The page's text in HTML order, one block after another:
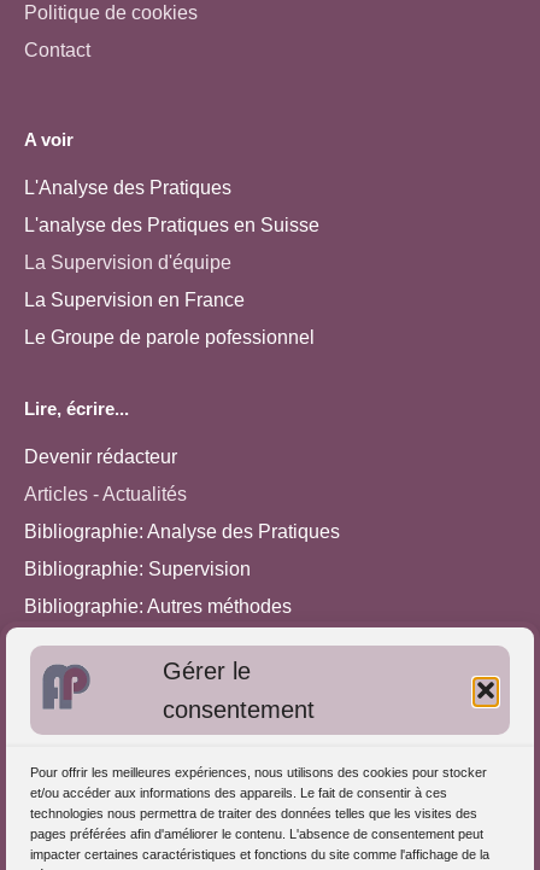
Gérer le
consentement
Pour offrir les meilleures expériences, nous utilisons des cookies pour stocker
et/ou accéder aux informations des appareils. Le fait de consentir à ces
technologies nous permettra de traiter des données telles que les visites des
pages préférées afin d'améliorer le contenu. L'absence de consentement peut
impacter certaines caractéristiques et fonctions du site comme l'affichage de la
Politique de cookies
Contact
A voir
L'Analyse des Pratiques
L'analyse des Pratiques en Suisse
La Supervision d'équipe
La Supervision en France
Le Groupe de parole pofessionnel
Lire, écrire...
Devenir rédacteur
Articles - Actualités
Bibliographie: Analyse des Pratiques
Bibliographie: Supervision
Bibliographie: Autres méthodes
Approches de l'Analyse des pratiques
Autres informations
S'inscrire dans l'Annuaire
Publiez vos formations
Charte déontologique